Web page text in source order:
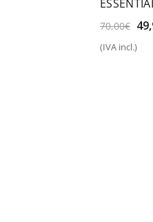
FRENCH
70,00€ El
(IVA incl.)